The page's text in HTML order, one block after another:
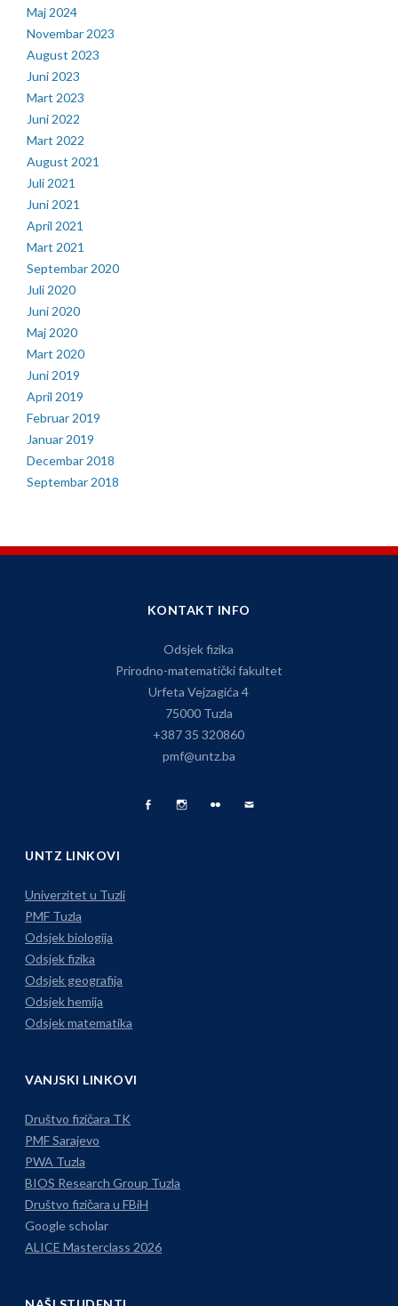
Maj 2024
Novembar 2023
August 2023
Juni 2023
Mart 2023
Juni 2022
Mart 2022
August 2021
Juli 2021
Juni 2021
April 2021
Mart 2021
Septembar 2020
Juli 2020
Juni 2020
Maj 2020
Mart 2020
Juni 2019
April 2019
Februar 2019
Januar 2019
Decembar 2018
Septembar 2018
KONTAKT INFO
Odsjek fizika
Prirodno-matematički fakultet
Urfeta Vejzagića 4
75000 Tuzla
+387 35 320860
pmf@untz.ba
UNTZ LINKOVI
Univerzitet u Tuzli
PMF Tuzla
Odsjek biologija
Odsjek fizika
Odsjek geografija
Odsjek hemija
Odsjek matematika
VANJSKI LINKOVI
Društvo fizičara TK
PMF Sarajevo
PWA Tuzla
BIOS Research Group Tuzla
Društvo fizičara u FBiH
Google scholar
ALICE Masterclass 2026